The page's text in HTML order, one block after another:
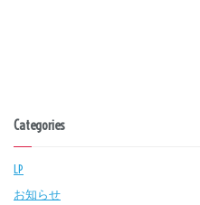
Categories
LP
お知らせ